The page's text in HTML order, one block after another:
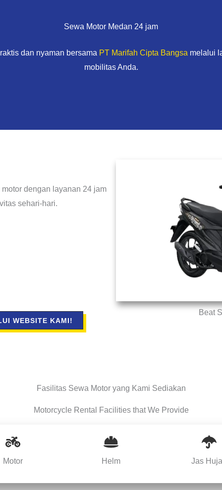
Sewa Motor Medan 24 jam
dan nyaman bersama PT Marifah Cipta Bangsa melalui
mobilitas Anda.
dengan layanan 24 jam
sehari-hari.
WEBSITE KAMI!
Beat
Fasilitas Sewa Motor yang Kami Sediakan
Motorcycle Rental Facilities that We Provide
Motor Helm Jas